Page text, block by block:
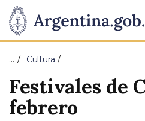
Presidencia
de
la
Nación
Pasar al contenido principal
… Cultura
Festivales de
febrero